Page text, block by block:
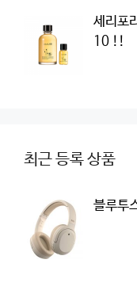
세리포
10 !!
최근 등록 상품
블루투